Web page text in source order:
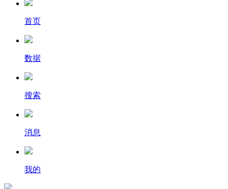
首页
数据
搜索
消息
我的